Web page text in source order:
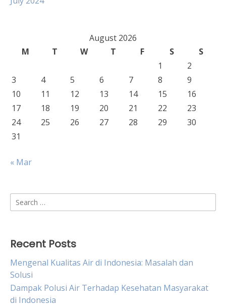
August 2026
M
T W T F S
S
1
2
3
4 5 6 7 8
9
10
11 12 13 14 15
16
17
18 19 20 21 22
23
24
25 26 27 28 29
30
31
« Mar
Search
for:
Recent Posts
Mengenal Kualitas Air di Indonesia: Masalah dan
Solusi
Dampak Polusi Air Terhadap Kesehatan Masyarakat
di Indonesia